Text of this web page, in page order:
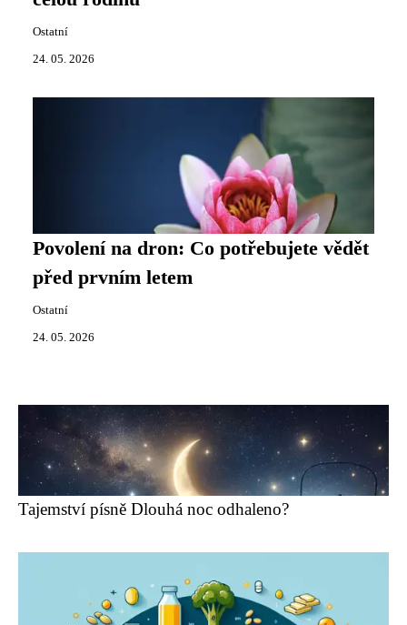
Ostatní
24. 05. 2026
Povolení na dron: Co potřebujete vědět
před prvním letem
Ostatní
24. 05. 2026
Tajemství písně Dlouhá noc odhaleno?